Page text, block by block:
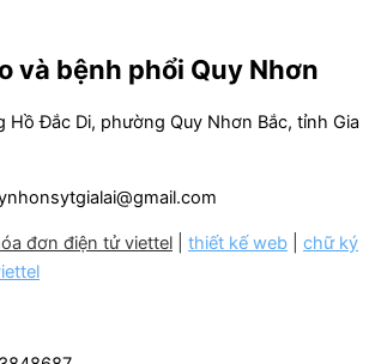
và bệnh phổi Quy Nhơn
Hồ Đắc Di, phường Quy Nhơn Bắc, tỉnh Gia
đơn điện tử viettel thiết kế web
chữ ký